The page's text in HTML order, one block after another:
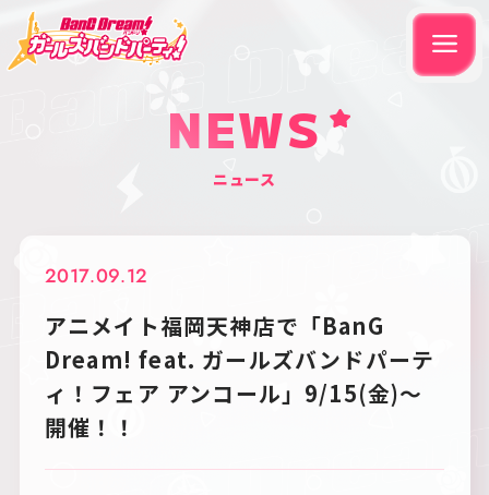
NEWS
ニュース
2017.09.12
アニメイト福岡天神店で「BanG
Dream! feat. ガールズバンドパーテ
ィ！フェア アンコール」9/15(金)～
開催！！